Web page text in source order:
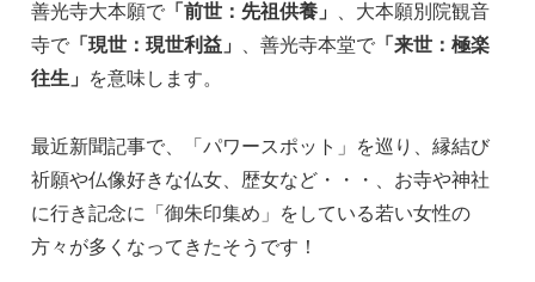
善光寺大本願で 「前世：先祖供養」
、大本願別院観音
寺で 「現世：現世利益」 、善光寺本堂で 「来世：極楽
往生」
を意味します。
最近新聞記事で、「パワースポット」を巡り、縁結び
祈願や仏像好きな仏女、歴女など・・・、お寺や神社
に行き記念に「御朱印集め」をしている若い女性の
方々が多くなってきたそうです！